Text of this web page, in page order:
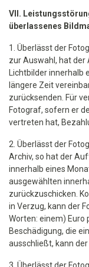
VII.
überlassenes
1. Überlässt der
zur Auswahl, hat
Lichtbilder innerhalb
längere Zeit
zurücksenden. Für
Fotograf, sofern er
vertreten hat,
2. Überlässt der
Archiv, so hat der
innerhalb eines
ausgewählten
zurückzuschicken.
in Verzug, kann der
Worten: einem) Euro
Beschädigung, die
ausschließt, kann